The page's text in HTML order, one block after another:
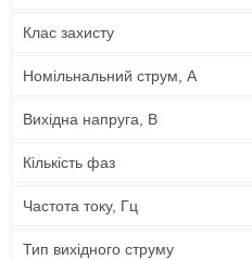
Клас захисту
Номільнальний струм, А
Вихідна напруга, В
Кількість фаз
Частота току, Гц
Тип вихідного струму